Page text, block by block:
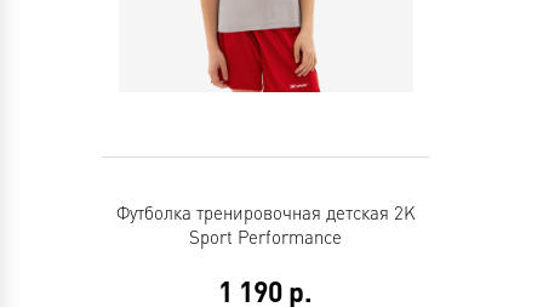
Футболка тренировочная детская 2K
Sport Performance
1 190 р.